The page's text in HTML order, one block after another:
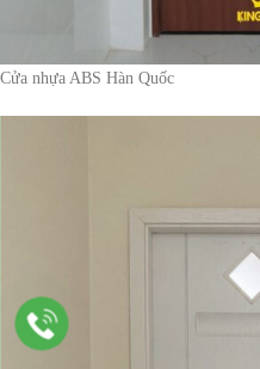
Cửa nhựa ABS Hàn Quốc